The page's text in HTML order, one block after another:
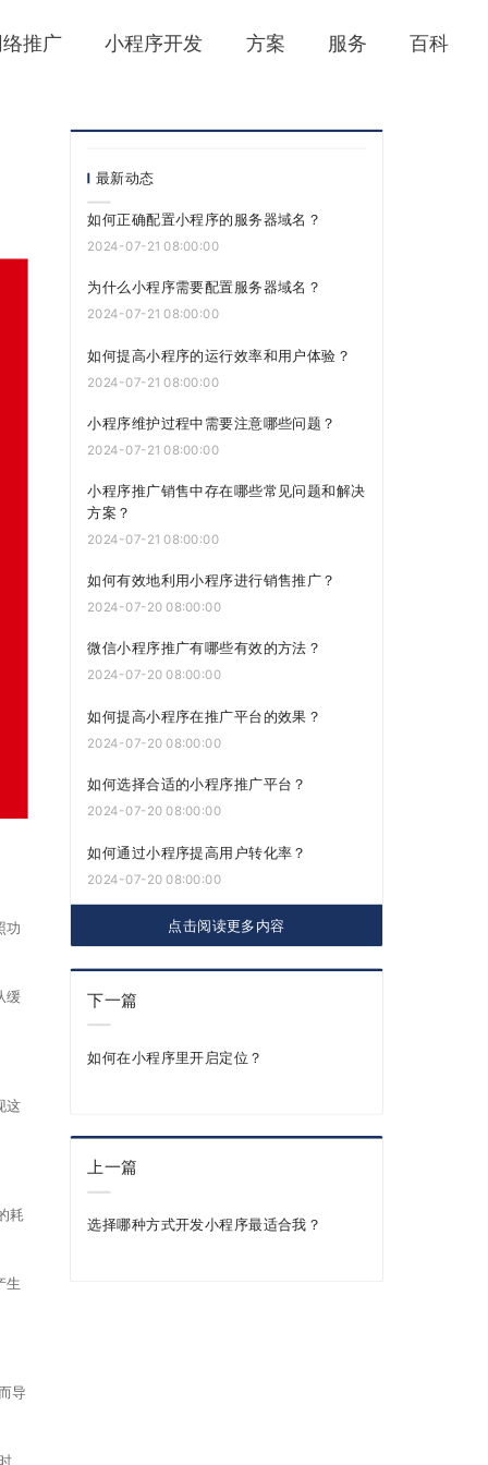
推广 小程序开发 方案 服务 百科
功
缓
这
耗
生
导
最新动态
如何正确配置小程序的服务器域名？
2024-07-21 08:00:00
为什么小程序需要配置服务器域名？
2024-07-21 08:00:00
如何提高小程序的运行效率和用户体验？
2024-07-21 08:00:00
小程序维护过程中需要注意哪些问题？
2024-07-21 08:00:00
小程序推广销售中存在哪些常见问题和解决
方案？
2024-07-21 08:00:00
如何有效地利用小程序进行销售推广？
2024-07-20 08:00:00
微信小程序推广有哪些有效的方法？
2024-07-20 08:00:00
如何提高小程序在推广平台的效果？
2024-07-20 08:00:00
如何选择合适的小程序推广平台？
2024-07-20 08:00:00
如何通过小程序提高用户转化率？
2024-07-20 08:00:00
点击阅读更多内容
下一篇
如何在小程序里开启定位？
上一篇
选择哪种方式开发小程序最适合我？